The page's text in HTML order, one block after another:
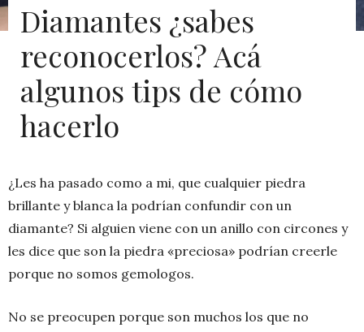
Diamantes ¿sabes
reconocerlos? Acá
algunos tips de cómo
hacerlo
¿Les ha pasado como a mi, que cualquier piedra
brillante y blanca la podrían confundir con un
diamante? Si alguien viene con un anillo con circones y
les dice que son la piedra «preciosa» podrían creerle
porque no somos gemologos.
No se preocupen porque son muchos los que no